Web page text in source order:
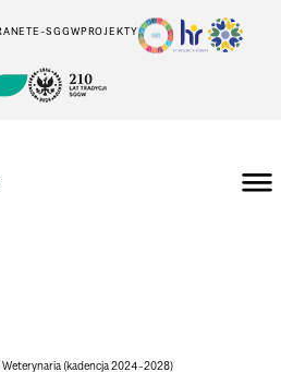
E-SGGWPROJEKTY
(kadencja 2024-2028)